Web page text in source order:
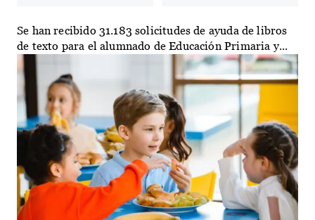
Se han recibido 31.183 solicitudes de ayuda de libros
de texto para el alumnado de Educación Primaria y...